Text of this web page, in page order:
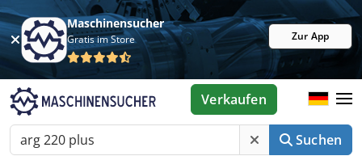
Maschinensucher
Gratis im Store Zur App
Suchen
Verkaufen